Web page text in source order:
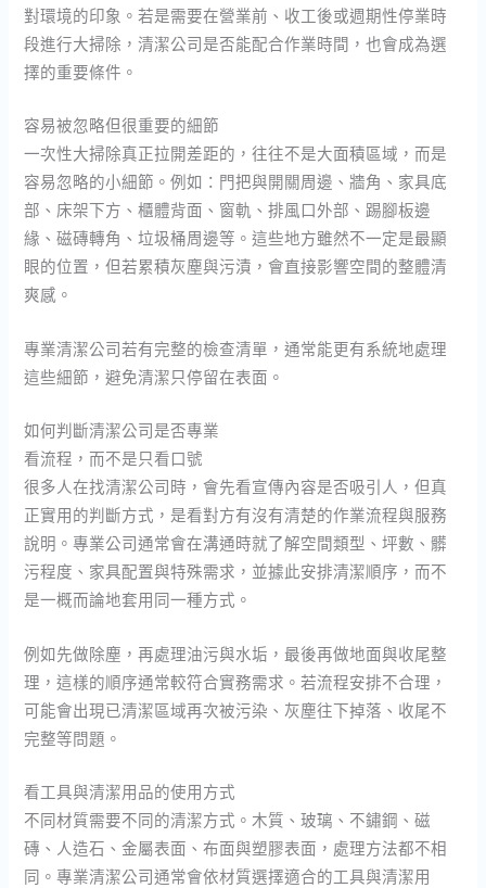
對環境的印象。若是需要在營業前、收工後或週期性停業時
段進行大掃除，清潔公司是否能配合作業時間，也會成為選
擇的重要條件。
容易被忽略但很重要的細節
一次性大掃除真正拉開差距的，往往不是大面積區域，而是
容易忽略的小細節。例如：門把與開關周邊、牆角、家具底
部、床架下方、櫃體背面、窗軌、排風口外部、踢腳板邊
緣、磁磚轉角、垃圾桶周邊等。這些地方雖然不一定是最顯
眼的位置，但若累積灰塵與污漬，會直接影響空間的整體清
爽感。
專業清潔公司若有完整的檢查清單，通常能更有系統地處理
這些細節，避免清潔只停留在表面。
如何判斷清潔公司是否專業
看流程，而不是只看口號
很多人在找清潔公司時，會先看宣傳內容是否吸引人，但真
正實用的判斷方式，是看對方有沒有清楚的作業流程與服務
說明。專業公司通常會在溝通時就了解空間類型、坪數、髒
污程度、家具配置與特殊需求，並據此安排清潔順序，而不
是一概而論地套用同一種方式。
例如先做除塵，再處理油污與水垢，最後再做地面與收尾整
理，這樣的順序通常較符合實務需求。若流程安排不合理，
可能會出現已清潔區域再次被污染、灰塵往下掉落、收尾不
完整等問題。
看工具與清潔用品的使用方式
不同材質需要不同的清潔方式。木質、玻璃、不鏽鋼、磁
磚、人造石、金屬表面、布面與塑膠表面，處理方法都不相
同。專業清潔公司通常會依材質選擇適合的工具與清潔用